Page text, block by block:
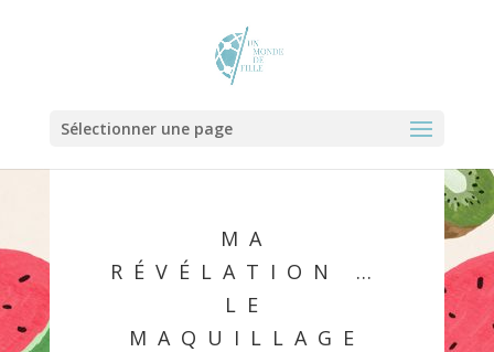
Sélectionner une page
MA
RÉVÉLATION …
LE
MAQUILLAGE